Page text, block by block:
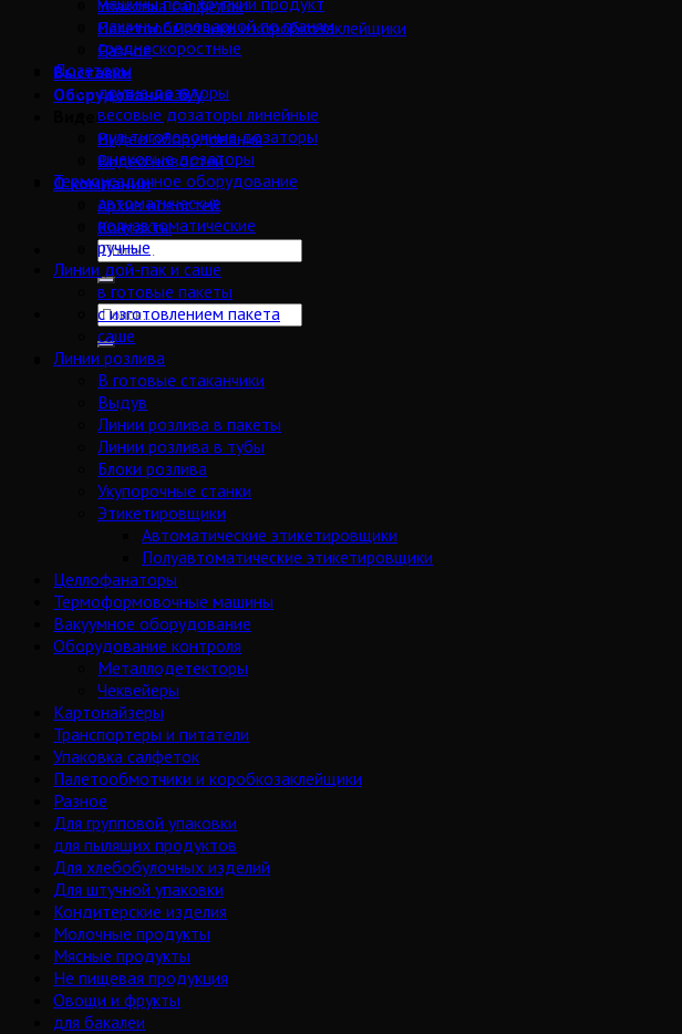
Упаковка салфеток
Палетообмотчики и коробкозаклейщики
Разное
Выставки
Оборудование б/у
Видео
Видео оборудования
Видео новостей
О компании
Архив новостей
Контакты
машины с проваркой по граням
среднескоростные
Дозаторы
другие дозаторы
весовые дозаторы линейные
мультиголовочные дозаторы
шнековые дозаторы
Термоусадочное оборудование
автоматические
полуавтоматические
ручные
Линии дой-пак и саше
в готовые пакеты
с изготовлением пакета
саше
Линии розлива
В готовые стаканчики
Выдув
Линии розлива в пакеты
Линии розлива в тубы
Блоки розлива
Укупорочные станки
Этикетировщики
Автоматические этикетировщики
Полуавтоматические этикетировщики
Целлофанаторы
Термоформовочные машины
Вакуумное оборудование
Оборудование контроля
Металлодетекторы
Чеквейеры
Картонайзеры
Транспортеры и питатели
Упаковка салфеток
Палетообмотчики и коробкозаклейщики
Разное
Для групповой упаковки
для пылящих продуктов
Для хлебобулочных изделий
Для штучной упаковки
Кондитерские изделия
Молочные продукты
Мясные продукты
Не пищевая продукция
Овощи и фрукты
для бакалеи